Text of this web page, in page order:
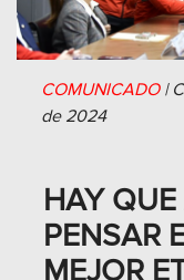
COMUNICADO|
de 2024
HAY QUE
PENSAR
MEJOR